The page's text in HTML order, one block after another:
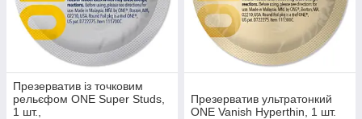
Презерватив із точковим
рельєфом ONE Super Studs,
1 шт.,
Презерватив ультратонкий
ONE Vanish Hyperthin, 1 шт.